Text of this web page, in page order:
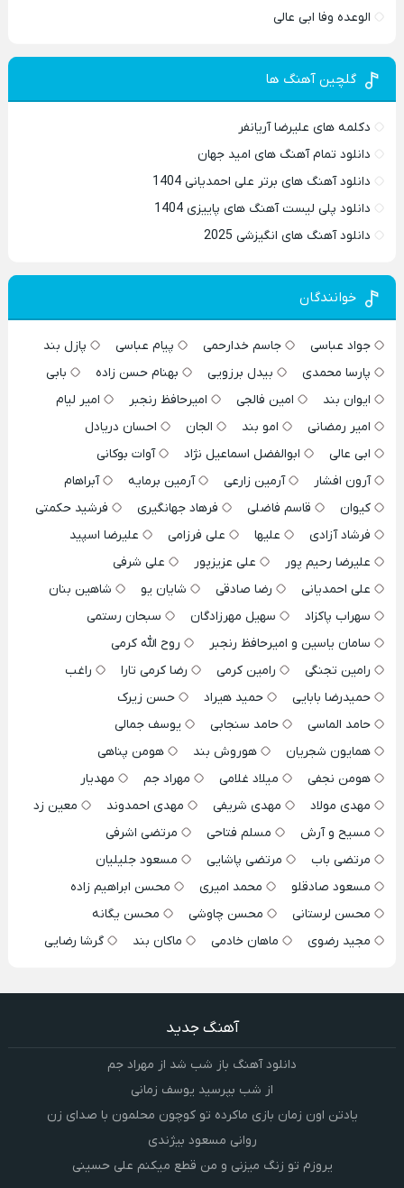
الوعده وفا ابی عالی
گلچین آهنگ ها
دکلمه های علیرضا آریانفر
دانلود تمام آهنگ های امید جهان
دانلود آهنگ های برتر علی احمدیانی 1404
دانلود پلی لیست آهنگ های پاییزی 1404
دانلود آهنگ های انگیزشی 2025
خوانندگان
جواد عباسی جاسم خدارحمی پیام عباسی
پازل بند
پارسا محمدی
بیدل برزویی بهنام حسن زاده
بابی
ایوان بند
امین فالجی امیرحافظ رنجبر
امیر لیام
امیر رمضانی
امو بند الجان
احسان دریادل
ابی عالی
ابوالفضل اسماعیل نژاد
آوات بوکانی
آرون افشار
آرمین زارعی آرمین برمایه
آبراهام
کیوان
قاسم فاضلی فرهاد جهانگیری
فرشید حکمتی
فرشاد آزادی
علیها علی فرزامی
علیرضا اسپید
علیرضا رحیم پور
علی عزیزپور
علی شرفی
علی احمدیانی
رضا صادقی شایان یو
شاهین بنان
سهراب پاکزاد
سهیل مهرزادگان
سبحان رستمی
سامان یاسین و امیرحافظ رنجبر
روح الله کرمی
رامین تجنگی
رامین کرمی رضا کرمی تارا
راغب
حمیدرضا بابایی
حمید هیراد
حسن زیرک
حامد الماسی
حامد سنجابی
یوسف جمالی
همایون شجریان
هوروش بند
هومن پناهی
هومن نجفی
میلاد غلامی مهراد جم
مهدیار
مهدی مولاد
مهدی شریفی مهدی احمدوند
معین زد
مسیح و آرش
مسلم فتاحی
مرتضی اشرفی
مرتضی باب
مرتضی پاشایی
مسعود جلیلیان
مسعود صادقلو
محمد امیری
محسن ابراهیم زاده
محسن لرستانی
محسن چاوشی
محسن یگانه
مجید رضوی
ماهان خادمی ماکان بند گرشا رضایی
آهنگ جدید
دانلود آهنگ باز شب شد از مهراد جم
از شب بپرسید یوسف زمانی
یادتن اون زمان بازی ماکرده تو کوچون محلمون با صدای زن
روانی مسعود بیژندی
یروزم تو زنگ میزنی و من قطع میکنم علی حسینی